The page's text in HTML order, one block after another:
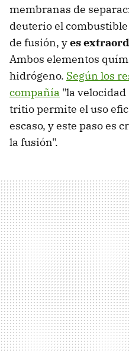
membranas de
deuterio el
de fusión, yes
Ambos elementos
hidrógeno. Según los
compañía "la
tritio permite el uso
escaso, y este paso es
la fusión".